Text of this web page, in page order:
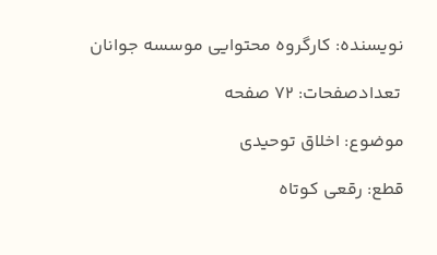
نویسنده: کارگروه محتوایی موسسه جوانان
تعدادصفحات: ۷۲ صفحه
موضوع: اخلاق توحیدی
قطع: رقعی کوتاه